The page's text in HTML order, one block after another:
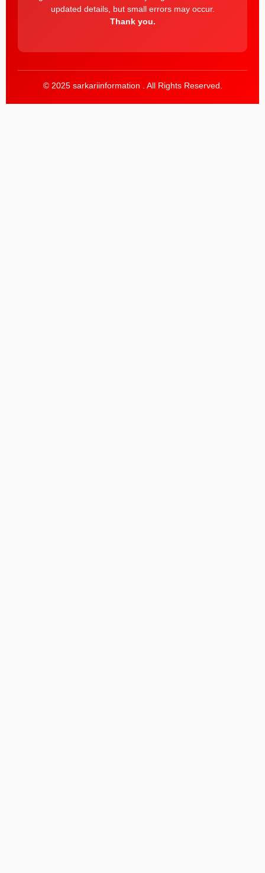
updated details, but small errors may occur.
Thank you.
© 2025 sarkariinformation . All Rights Reserved.